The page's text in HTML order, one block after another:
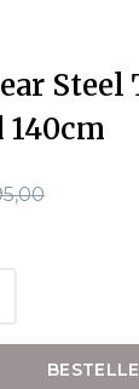
Steel
140cm